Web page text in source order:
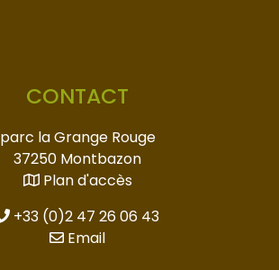
CONTACT
parc la Grange Rouge
37250 Montbazon
Plan d'accès
+33 (0)2 47 26 06 43
Email